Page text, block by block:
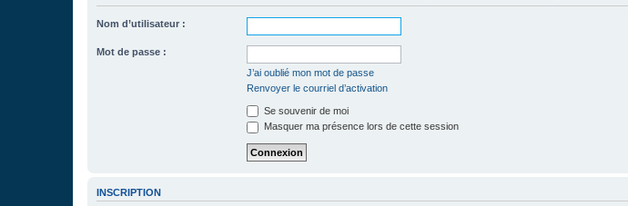
Nom d’utilisateur :
Mot de passe :
J’ai oublié mon mot de passe
Renvoyer le courriel d’activation
Se souvenir de moi
Masquer ma présence lors de cette session
INSCRIPTION